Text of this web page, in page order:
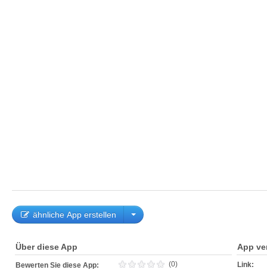
ähnliche App erstellen
Über diese App
Bewerten Sie diese App: (0)
App
Link: